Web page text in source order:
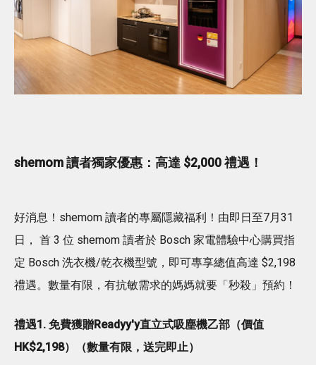
shemom 讀者獨家優惠：高達 $2,000 禮遇！
好消息！shemom 讀者的專屬隱藏福利！由即日至7月31
日， 首 3 位 shemom 讀者於 Bosch 家電體驗中心購買指
定 Bosch 洗衣機/乾衣機型號，即可專享總值高達 $2,198
禮遇。數量有限，有抗敏需求的媽媽就要「秒殺」預約！
禮遇1. 免費獲贈Readyy'y直立式吸塵機乙部（價值
HK$2,198）（數量有限，送完即止）